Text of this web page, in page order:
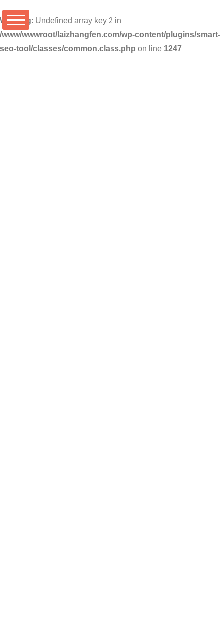
Warning: Undefined array key 2 in
/www/wwwroot/laizhangfen.com/wp-content/plugins/smart-
seo-tool/classes/common.class.php on line 1247